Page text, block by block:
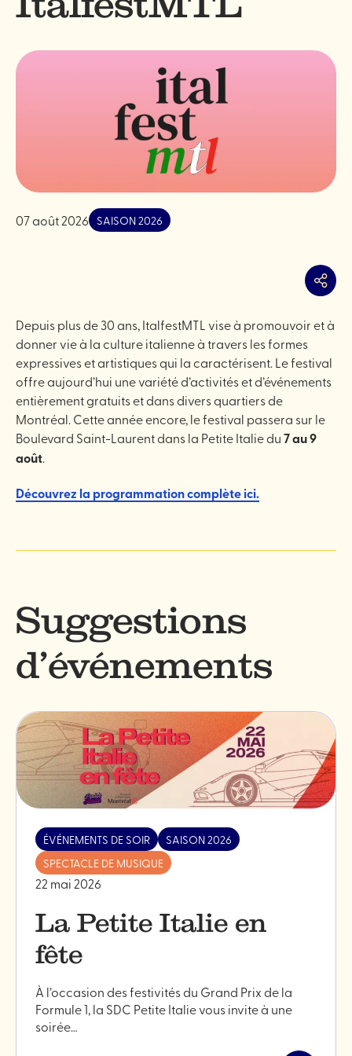
07 août 2026 SAISON 2026
Depuis plus de 30 ans, ItalfestMTL vise à promouvoir et à
donner vie à la culture italienne à travers les formes
expressives et artistiques qui la caractérisent. Le festival
offre aujourd’hui une variété d’activités et d’événements
entièrement gratuits et dans divers quartiers de
Montréal. Cette année encore, le festival passera sur le
Boulevard Saint-Laurent dans la Petite Italie du7 au 9
août.
Découvrez la programmation complète ici.
Suggestions
d’événements
ÉVÉNEMENTS DE SOIR
SAISON 2026
SPECTACLE DE MUSIQUE
22 mai 2026
La Petite Italie en
fête
À l’occasion des festivités du Grand Prix de la
Formule 1, la SDC Petite Italie vous invite à une
soirée…